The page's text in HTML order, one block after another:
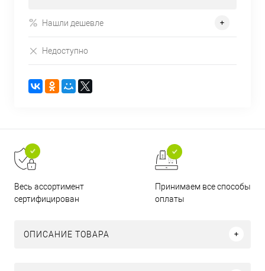
Нашли дешевле
Недоступно
Весь ассортимент
сертифицирован
Принимаем все способы
оплаты
ОПИСАНИЕ ТОВАРА